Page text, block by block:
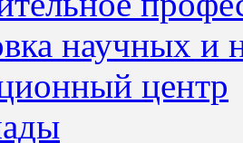
научных и
центр